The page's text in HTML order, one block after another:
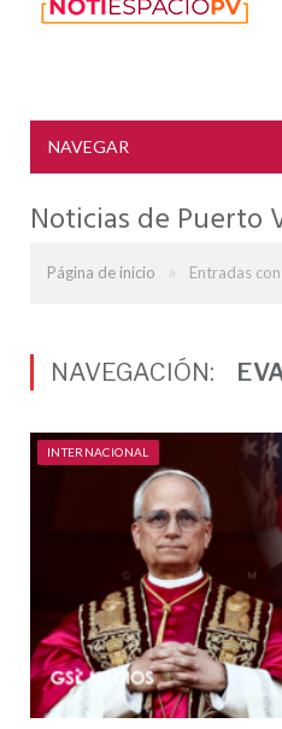
NAVEGAR
Noticias de Puerto
Página de inicio » Entradas
NAVEGACIÓN:
INTERNACIONAL